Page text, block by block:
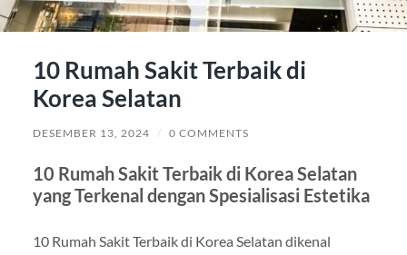
10 Rumah Sakit Terbaik di
Korea Selatan
DESEMBER 13, 2024 / 0 COMMENTS
10 Rumah Sakit Terbaik di Korea Selatan
yang Terkenal dengan Spesialisasi Estetika
10 Rumah Sakit Terbaik di Korea Selatan dikenal